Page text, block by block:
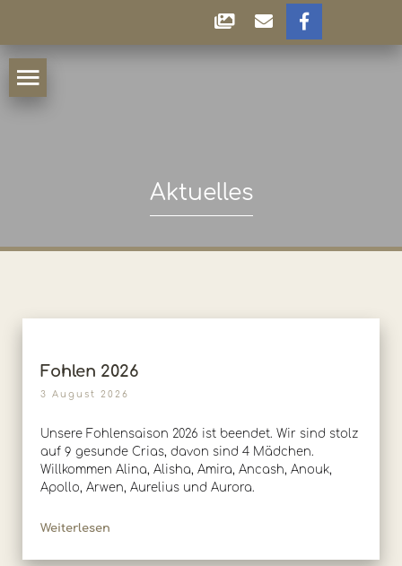
Aktuelles
Fohlen 2026
3 August 2026
Unsere Fohlensaison 2026 ist beendet. Wir sind stolz
auf 9 gesunde Crias, davon sind 4 Mädchen.
Willkommen Alina, Alisha, Amira, Ancash, Anouk,
Apollo, Arwen, Aurelius und Aurora.
Weiterlesen